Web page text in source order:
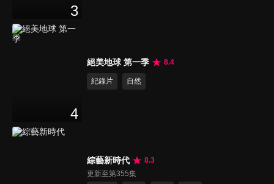
3
4
絕美地球 第一季 8.4
紀錄片 自然
綜藝新時代
8.3
更新至第355集